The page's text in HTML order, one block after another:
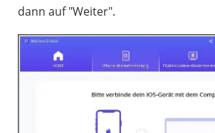
dann auf "Weiter".